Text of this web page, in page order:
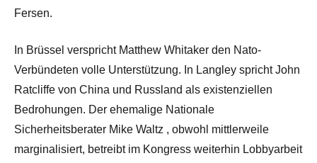
Fersen.
In Brüssel verspricht Matthew Whitaker den Nato-
Verbündeten volle Unterstützung. In Langley spricht John
Ratcliffe von China und Russland als existenziellen
Bedrohungen. Der ehemalige Nationale
Sicherheitsberater Mike Waltz , obwohl mittlerweile
marginalisiert, betreibt im Kongress weiterhin Lobbyarbeit